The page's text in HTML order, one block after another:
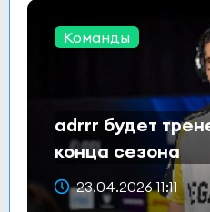
Команды
adrrr будет
конца сезона
23.04.2026 11:11